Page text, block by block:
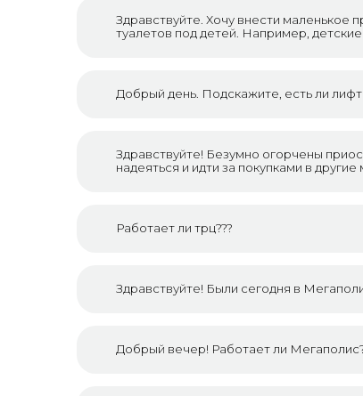
Здравствуйте. Хочу внести маленькое
туалетов под детей. Например,
Добрый день. Подскажите, есть ли
Здравствуйте! Безумно огорчены
надеяться и идти за покупками в другие
Работает ли трц???
Здравствуйте! Были сегодня в
Добрый вечер! Работает ли